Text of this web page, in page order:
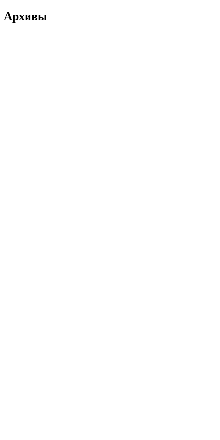
Архивы